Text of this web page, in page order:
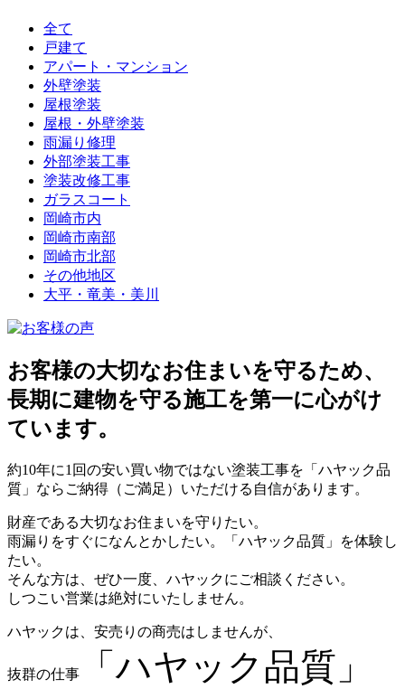
全て
戸建て
アパート・マンション
外壁塗装
屋根塗装
屋根・外壁塗装
雨漏り修理
外部塗装工事
塗装改修工事
ガラスコート
岡崎市内
岡崎市南部
岡崎市北部
その他地区
大平・竜美・美川
お客様の大切なお住まいを守るため、
長期に建物を守る施工を第一に心がけ
ています。
約10年に1回の安い買い物ではない塗装工事を「ハヤック品
質」ならご納得（ご満足）いただける自信があります。
財産である大切なお住まいを守りたい。
雨漏りをすぐになんとかしたい。「ハヤック品質」を体験し
たい。
そんな方は、ぜひ一度、ハヤックにご相談ください。
しつこい営業は絶対にいたしません。
ハヤックは、安売りの商売はしませんが、
抜群の仕事
「ハヤック品質」